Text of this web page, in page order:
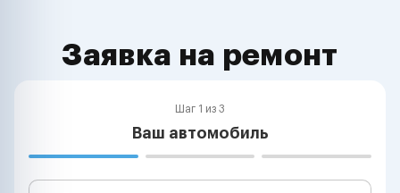
Заявка на ремонт
Шаг 1 из 3
Ваш автомобиль